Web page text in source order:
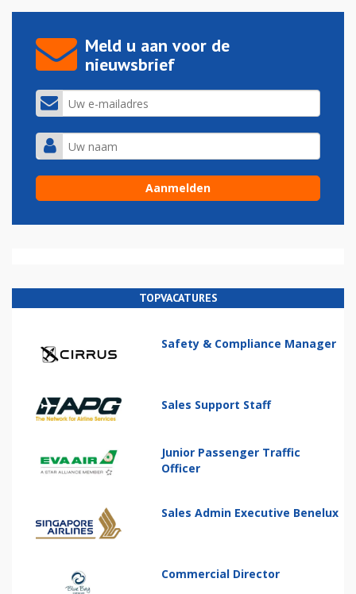
Meld u aan voor de
nieuwsbrief
TOPVACATURES
Safety & Compliance Manager
Sales Support Staff
Junior Passenger Traffic
Officer
Sales Admin Executive Benelux
Commercial Director